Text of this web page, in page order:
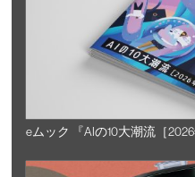
eムック 『AIの10大潮流［